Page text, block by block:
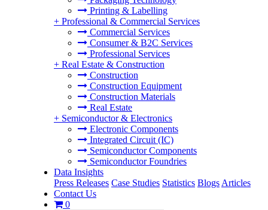
Printing & Labelling
+ Professional & Commercial Services
Commercial Services
Consumer & B2C Services
Professional Services
+ Real Estate & Construction
Construction
Construction Equipment
Construction Materials
Real Estate
+ Semiconductor & Electronics
Electronic Components
Integrated Circuit (IC)
Semiconductor Components
Semiconductor Foundries
Data Insights
Press Releases Case Studies Statistics Blogs Articles
Contact Us
0